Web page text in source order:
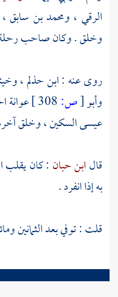
الرقي ، ومحمد بن سابق،
وخلق . وكان صاحب
روى عنه :ابن حذلم،
وأبو[ص: عوانة
عيسى السكين، وخلق
قالابن حبان : كان يقلب
به إذا انفرد .
قلت : توفي بعد الثمانين